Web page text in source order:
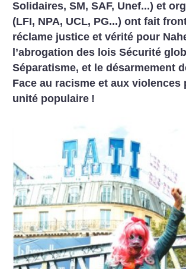
Solidaires, SM, SAF, Unef...) et
(LFI, NPA, UCL, PG...) ont fait
réclame justice et vérité pour
l’abrogation des lois Sécurité
Séparatisme, et le désarmement
Face au racisme et aux
unité populaire !